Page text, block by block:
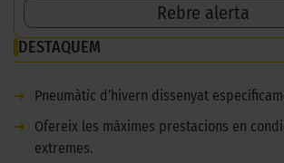
Rebre alerta
DESTAQUEM
➜
Pneumàtic d’hivern dissenyat
➜
Ofereix les màximes prestacions en
extremes.